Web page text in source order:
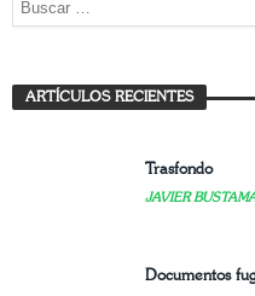
ARTÍCULOS RECIENTES
JAVIER BUSTAMANTE 7
Trasfondo
JAVIER
Documentos